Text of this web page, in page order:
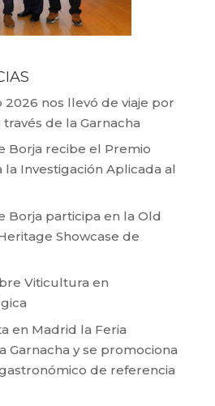
2026 nos llevó de viaje por
de la Garnacha
Borja recibe el Premio
la Investigación Aplicada al
Borja participa en la Old
Showcase de
Viticultura en
en Madrid la Feria
Garnacha y se promociona
de referencia